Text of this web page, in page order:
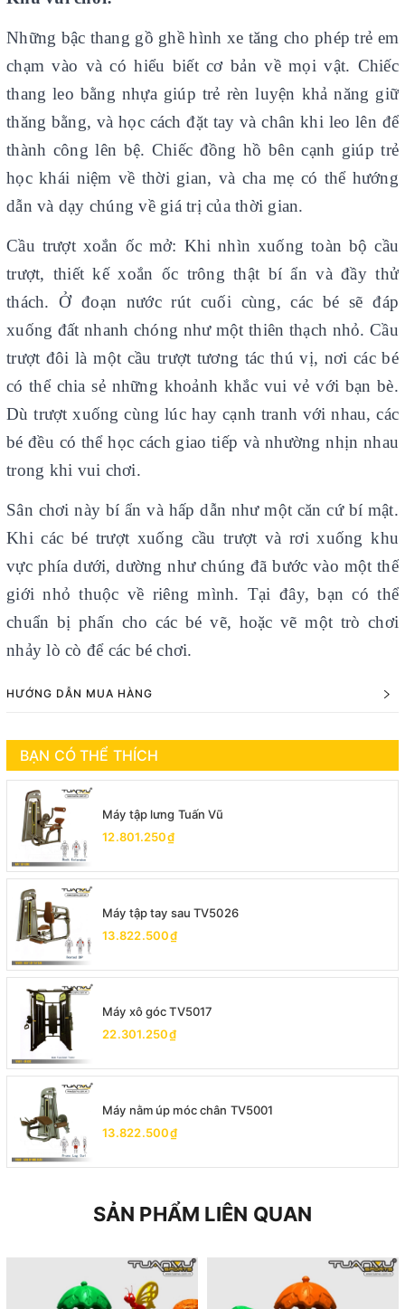
Những bậc thang gồ ghề hình xe tăng cho phép trẻ em
chạm vào và có hiểu biết cơ bản về mọi vật. Chiếc
thang leo bằng nhựa giúp trẻ rèn luyện khả năng giữ
thăng bằng, và học cách đặt tay và chân khi leo lên để
thành công lên bệ. Chiếc đồng hồ bên cạnh giúp trẻ
học khái niệm về thời gian, và cha mẹ có thể hướng
dẫn và dạy chúng về giá trị của thời gian.
Cầu trượt xoắn ốc mở: Khi nhìn xuống toàn bộ cầu
trượt, thiết kế xoắn ốc trông thật bí ẩn và đầy thử
thách. Ở đoạn nước rút cuối cùng, các bé sẽ đáp
xuống đất nhanh chóng như một thiên thạch nhỏ. Cầu
trượt đôi là một cầu trượt tương tác thú vị, nơi các bé
có thể chia sẻ những khoảnh khắc vui vẻ với bạn bè.
Dù trượt xuống cùng lúc hay cạnh tranh với nhau, các
bé đều có thể học cách giao tiếp và nhường nhịn nhau
trong khi vui chơi.
Sân chơi này bí ẩn và hấp dẫn như một căn cứ bí mật.
Khi các bé trượt xuống cầu trượt và rơi xuống khu
vực phía dưới, dường như chúng đã bước vào một thế
giới nhỏ thuộc về riêng mình. Tại đây, bạn có thể
chuẩn bị phấn cho các bé vẽ, hoặc vẽ một trò chơi
nhảy lò cò để các bé chơi.
HƯỚNG DẪN MUA HÀNG
BẠN CÓ THỂ THÍCH
Máy tập lưng Tuấn Vũ
12.801.250₫
Máy tập tay sau TV5026
13.822.500₫
Máy xô góc TV5017
22.301.250₫
Máy nằm úp móc chân TV5001
13.822.500₫
SẢN PHẨM LIÊN QUAN